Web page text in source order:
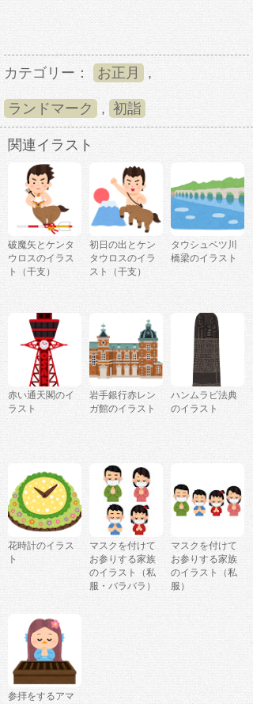
カテゴリー： お正月 ,
ランドマーク , 初詣
関連イラスト
破魔矢とケンタ
ウロスのイラス
ト（干支）
初日の出とケン
タウロスのイラ
スト（干支）
タウシュベツ川
橋梁のイラスト
赤い通天閣のイ
ラスト
岩手銀行赤レン
ガ館のイラスト
ハンムラビ法典
のイラスト
花時計のイラス
ト
マスクを付けて
お参りする家族
のイラスト（私
服・バラバラ）
マスクを付けて
お参りする家族
のイラスト（私
服）
参拝をするアマ